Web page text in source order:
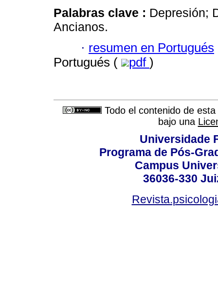
Palabras clave : Depresión;
Ancianos.
· resumen en Portugués
Portugués (
pdf )
Todo el contenido de
bajo una
Universidade
Programa de Pós-
Campus
36036-330